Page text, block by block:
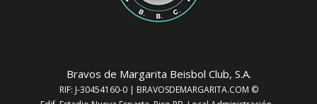
Bravos de Margarita Beisbol Club, S.A.
RIF: J-30454160-0 | BRAVOSDEMARGARITA.COM ©